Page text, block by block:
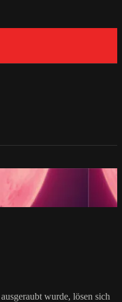
wurde, lösen sich